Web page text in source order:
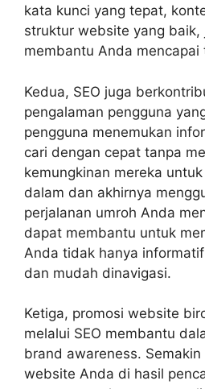
kata kunci yang tepat,
struktur website yang baik,
membantu Anda
Kedua, SEO juga
pengalaman pengguna
pengguna menemukan
cari dengan cepat tanpa
kemungkinan mereka
dalam dan akhirnya
perjalanan umroh Anda
dapat membantu untuk
Anda tidak hanya
dan mudah dinavigasi.
Ketiga, promosi website
melalui SEO membantu
brand awareness.
website Anda di hasil